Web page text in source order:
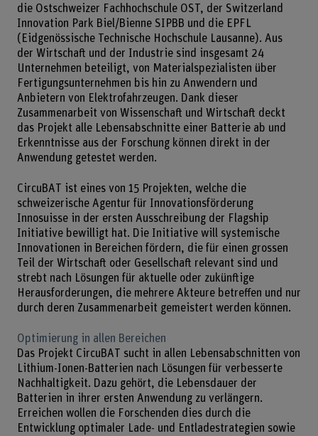
die Ostschweizer Fachhochschule OST, der Switzerland
Innovation Park Biel/Bienne SIPBB und die EPFL
(Eidgenössische Technische Hochschule Lausanne). Aus
der Wirtschaft und der Industrie sind insgesamt 24
Unternehmen beteiligt, von Materialspezialisten über
Fertigungsunternehmen bis hin zu Anwendern und
Anbietern von Elektrofahrzeugen. Dank dieser
Zusammenarbeit von Wissenschaft und Wirtschaft deckt
das Projekt alle Lebensabschnitte einer Batterie ab und
Erkenntnisse aus der Forschung können direkt in der
Anwendung getestet werden.
CircuBAT ist eines von 15 Projekten, welche die
schweizerische Agentur für Innovationsförderung
Innosuisse in der ersten Ausschreibung der Flagship
Initiative bewilligt hat. Die Initiative will systemische
Innovationen in Bereichen fördern, die für einen grossen
Teil der Wirtschaft oder Gesellschaft relevant sind und
strebt nach Lösungen für aktuelle oder zukünftige
Herausforderungen, die mehrere Akteure betreffen und nur
durch deren Zusammenarbeit gemeistert werden können.
Optimierung in allen Bereichen
Das Projekt CircuBAT sucht in allen Lebensabschnitten von
Lithium-Ionen-Batterien nach Lösungen für verbesserte
Nachhaltigkeit. Dazu gehört, die Lebensdauer der
Batterien in ihrer ersten Anwendung zu verlängern.
Erreichen wollen die Forschenden dies durch die
Entwicklung optimaler Lade- und Entladestrategien sowie